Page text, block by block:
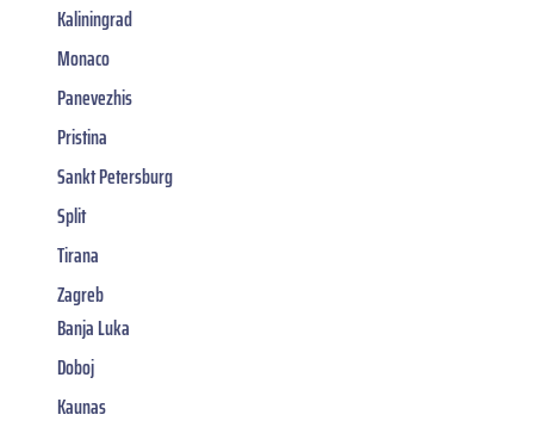
Kaliningrad
Monaco
Panevezhis
Pristina
Sankt Petersburg
Split
Tirana
Zagreb
Banja Luka
Doboj
Kaunas